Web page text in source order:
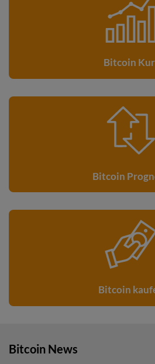
Bitcoin
Bitcoin
Bitcoin
Bitcoin News